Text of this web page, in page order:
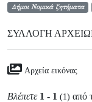
Δήμοι Νομικά ζητήματα
ΣΥΛΛΟΓΉ
Αρχεία εικόνας
Βλέπετε 1 - 1 (1) από